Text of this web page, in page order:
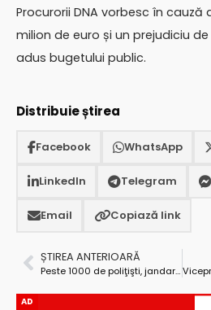
Procurorii DNA vorbesc în
milion de euro și un prejudiciu
adus bugetului public.
Distribuie știrea
Facebook WhatsApp
LinkedIn Telegram
Email Copiază link
ȘTIREA ANTERIOARĂ
Peste 1000 de poliţişti, jandarmi şi angajaţi ai ISU vor fi mobilizaţi pentru prevenirea incidentelor electorale
AD